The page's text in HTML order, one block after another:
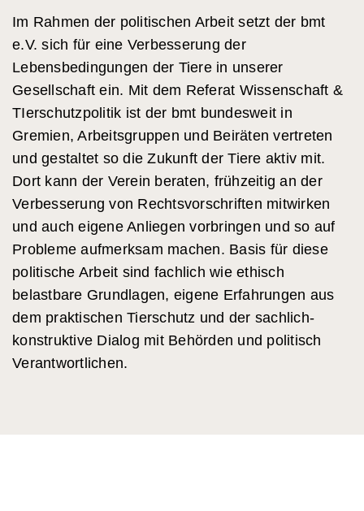
Im Rahmen der politischen Arbeit setzt der bmt
e.V. sich für eine Verbesserung der
Lebensbedingungen der Tiere in unserer
Gesellschaft ein. Mit dem Referat Wissenschaft &
TIerschutzpolitik ist der bmt bundesweit in
Gremien, Arbeitsgruppen und Beiräten vertreten
und gestaltet so die Zukunft der Tiere aktiv mit.
Dort kann der Verein beraten, frühzeitig an der
Verbesserung von Rechtsvorschriften mitwirken
und auch eigene Anliegen vorbringen und so auf
Probleme aufmerksam machen. Basis für diese
politische Arbeit sind fachlich wie ethisch
belastbare Grundlagen, eigene Erfahrungen aus
dem praktischen Tierschutz und der sachlich-
konstruktive Dialog mit Behörden und politisch
Verantwortlichen.